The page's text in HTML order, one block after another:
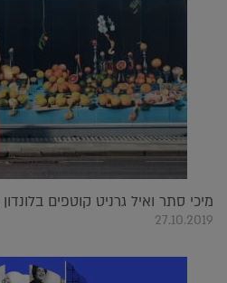
מיכי סתר ואיל גרניט קוטפים
27.10.2019